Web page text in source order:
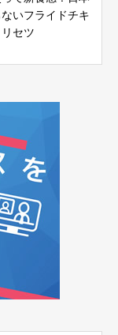
ないフライドチキ
セツ